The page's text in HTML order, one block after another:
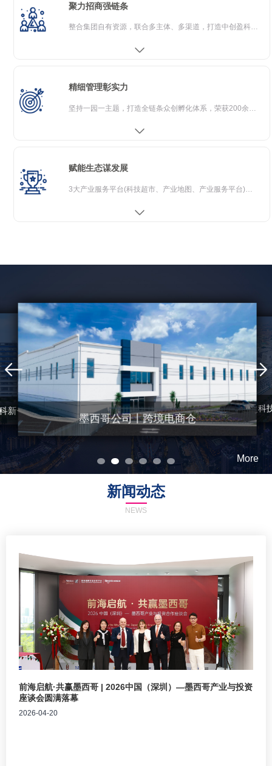
聚力招商强链条
整合集团自有资源，联合多主体、多渠道，打造中创盈科招商秘籍建立全渠道立体化招商体系
精细管理彰实力
赋能生态谋发展
More
基地
新一代信息智造园
墨西哥公司丨跨境电商仓
中创盈科 · 智盈科
中创盈科 · 赛宝科
新闻动态
NEWS
前海启航·共赢墨西哥 | 2026中国（深圳）—墨西哥产业与投资
座谈会圆满落幕
2026-04-20